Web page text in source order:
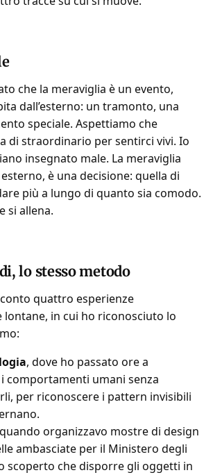
che la meraviglia è un evento,
dall’esterno: un tramonto, una
speciale. Aspettiamo che
di straordinario per sentirci vivi. Io
insegnato male. La meraviglia
è una decisione: quella di
più a lungo di quanto sia comodo.
si allena.
lo stesso metodo
quattro esperienze
in cui ho riconosciuto lo
, dove ho passato ore a
comportamenti umani senza
per riconoscere i pattern invisibili
organizzavo mostre di design
ambasciate per il Ministero degli
scoperto che disporre gli oggetti in